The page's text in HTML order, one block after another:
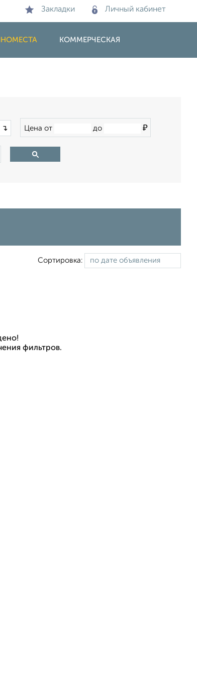
Закладки Личный кабинет
КОММЕРЧЕСКАЯ
↴ Цена от до ₽
Сортировка:
фильтров.